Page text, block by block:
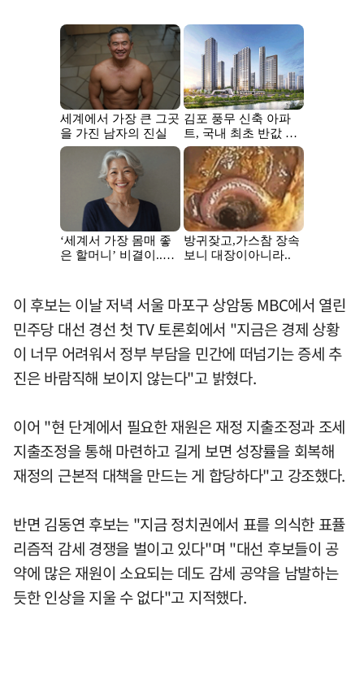
이 후보는 이날 저녁 서울 마포구 상암동 MBC에서 열린
민주당 대선 경선 첫 TV 토론회에서 "지금은 경제 상황
이 너무 어려워서 정부 부담을 민간에 떠넘기는 증세 추
진은 바람직해 보이지 않는다"고 밝혔다.
이어 "현 단계에서 필요한 재원은 재정 지출조정과 조세
지출조정을 통해 마련하고 길게 보면 성장률을 회복해
재정의 근본적 대책을 만드는 게 합당하다"고 강조했다.
반면 김동연 후보는 "지금 정치권에서 표를 의식한 표퓰
리즘적 감세 경쟁을 벌이고 있다"며 "대선 후보들이 공
약에 많은 재원이 소요되는 데도 감세 공약을 남발하는
듯한 인상을 지울 수 없다"고 지적했다.